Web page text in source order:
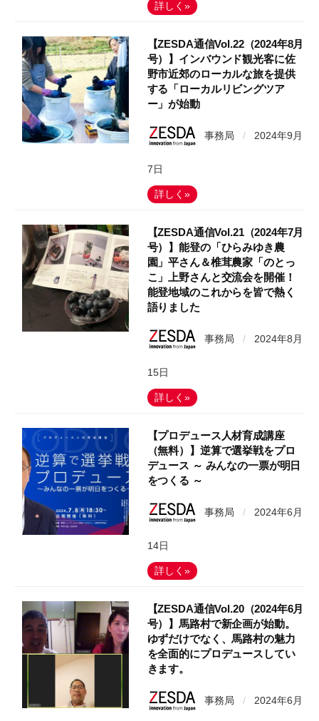
詳しく»
【ZESDA通信Vol.22（2024年8月
号）】インバウンド観光客に佐
野市近郊のローカルな旅を提供
する「ローカルリビングツア
ー」が始動
事務局 / 2024年9月
7日
詳しく»
【ZESDA通信Vol.21（2024年7月
号）】能登の「ひらみゆき農
園」平さん＆椎茸農家「のとっ
こ」上野さんと交流会を開催！
能登地域のこれからを皆で熱く
語りました
事務局 / 2024年8月
15日
詳しく»
【プロデュース人材育成講座
（無料）】逆算で選挙戦をプロ
デュース ～ みんなの一票が明日
をつくる ～
事務局 / 2024年6月
14日
詳しく»
【ZESDA通信Vol.20（2024年6月
号）】馬路村で新企画が始動。
ゆずだけでなく、馬路村の魅力
を全面的にプロデュースしてい
きます。
事務局 / 2024年6月